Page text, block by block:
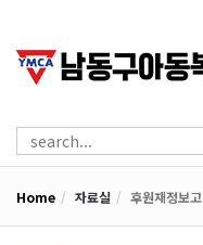
Home 자료실 후원재정보고